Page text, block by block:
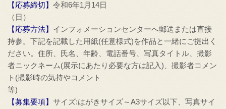
【応募締切】 令和6年1月14日
【応募方法】 インフォメーションセンターへ郵送または直接
持参。下記を記載した用紙(任意様式)を作品と一緒にご提出く
ださい。住所、氏名、年齢、電話番号、写真タイトル、撮影
者ニックネーム(展示にあたり必要な方は記入)、撮影者コメン
ト(撮影時の気持やコメント
【募集要項】 サイズ:はがきサイズ～A3サイズ以下、写真サイ